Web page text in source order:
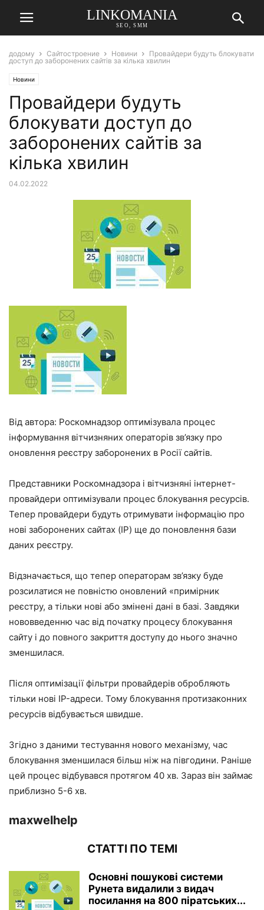
LINKOMANIA
SEO, SMM
додому Сайтостроение Новини
Провайдери будуть блокувати
доступ до заборонених сайтів за кілька хвилин
Новини
Провайдери будуть
блокувати доступ до
заборонених сайтів за
кілька хвилин
04.02.2022
Від автора: Роскомнадзор оптимізувала процес
інформування вітчизняних операторів зв’язку про
оновлення реєстру заборонених в Росії сайтів.
Представники Роскомнадзора і вітчизняні інтернет-
провайдери оптимізували процес блокування ресурсів.
Тепер провайдери будуть отримувати інформацію про
нові заборонених сайтах (IP) ще до поновлення бази
даних реєстру.
Відзначається, що тепер операторам зв’язку буде
розсилатися не повністю оновлений «примірник
реєстру, а тільки нові або змінені дані в базі. Завдяки
нововведенню час від початку процесу блокування
сайту і до повного закриття доступу до нього значно
зменшилася.
Після оптимізації фільтри провайдерів обробляють
тільки нові IP-адреси. Тому блокування протизаконних
ресурсів відбувається швидше.
Згідно з даними тестування нового механізму, час
блокування зменшилася більш ніж на півгодини. Раніше
цей процес відбувався протягом 40 хв. Зараз він займає
приблизно 5-6 хв.
maxwelhelp
СТАТТІ ПО ТЕМІ
Основні пошукові системи
Рунета видалили з видач
посилання на 800 піратських...